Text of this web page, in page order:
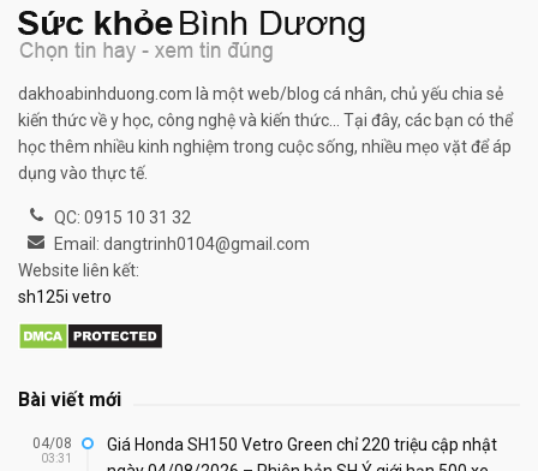
dakhoabinhduong.com là một web/blog cá nhân, chủ yếu chia sẻ
kiến thức về y học, công nghệ và kiến thức... Tại đây, các bạn có thể
học thêm nhiều kinh nghiệm trong cuộc sống, nhiều mẹo vặt để áp
dụng vào thực tế.
QC: 0915 10 31 32
Email: dangtrinh0104@gmail.com
Website liên kết:
sh125i vetro
Bài viết mới
04/08
03:31
Giá Honda SH150 Vetro Green chỉ 220 triệu cập nhật